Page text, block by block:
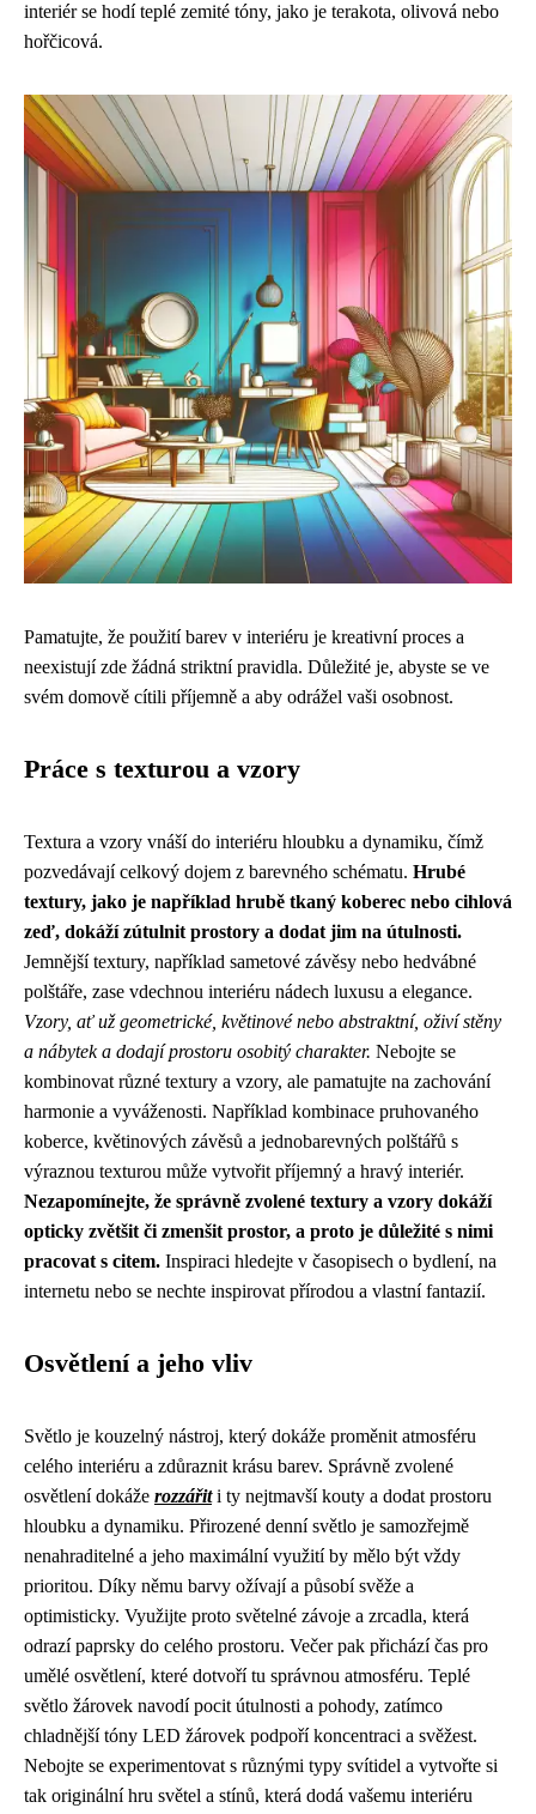
interiér se hodí teplé zemité tóny, jako je terakota, olivová nebo
hořčicová.
Pamatujte, že použití barev v interiéru je kreativní proces a
neexistují zde žádná striktní pravidla. Důležité je, abyste se ve
svém domově cítili příjemně a aby odrážel vaši osobnost.
Práce s texturou a vzory
Textura a vzory vnáší do interiéru hloubku a dynamiku, čímž
pozvedávají celkový dojem z barevného schématu. Hrubé
textury, jako je například hrubě tkaný koberec nebo cihlová
zeď, dokáží zútulnit prostory a dodat jim na útulnosti.
Jemnější textury, například sametové závěsy nebo hedvábné
polštáře, zase vdechnou interiéru nádech luxusu a elegance.
Vzory, ať už geometrické, květinové nebo abstraktní, oživí stěny
a nábytek a dodají prostoru osobitý charakter. Nebojte se
kombinovat různé textury a vzory, ale pamatujte na zachování
harmonie a vyváženosti. Například kombinace pruhovaného
koberce, květinových závěsů a jednobarevných polštářů s
výraznou texturou může vytvořit příjemný a hravý interiér.
Nezapomínejte, že správně zvolené textury a vzory dokáží
opticky zvětšit či zmenšit prostor, a proto je důležité s nimi
pracovat s citem. Inspiraci hledejte v časopisech o bydlení, na
internetu nebo se nechte inspirovat přírodou a vlastní fantazií.
Osvětlení a jeho vliv
Světlo je kouzelný nástroj, který dokáže proměnit atmosféru
celého interiéru a zdůraznit krásu barev. Správně zvolené
osvětlení dokáže rozzářiti ty nejtmavší kouty a dodat prostoru
hloubku a dynamiku. Přirozené denní světlo je samozřejmě
nenahraditelné a jeho maximální využití by mělo být vždy
prioritou. Díky němu barvy ožívají a působí svěže a
optimisticky. Využijte proto světelné závoje a zrcadla, která
odrazí paprsky do celého prostoru. Večer pak přichází čas pro
umělé osvětlení, které dotvoří tu správnou atmosféru. Teplé
světlo žárovek navodí pocit útulnosti a pohody, zatímco
chladnější tóny LED žárovek podpoří koncentraci a svěžest.
Nebojte se experimentovat s různými typy svítidel a vytvořte si
tak originální hru světel a stínů, která dodá vašemu interiéru